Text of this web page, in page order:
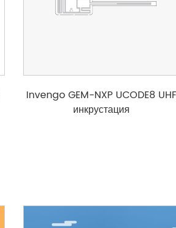
Invengo GEM-NXP UCODE8
инкрустация